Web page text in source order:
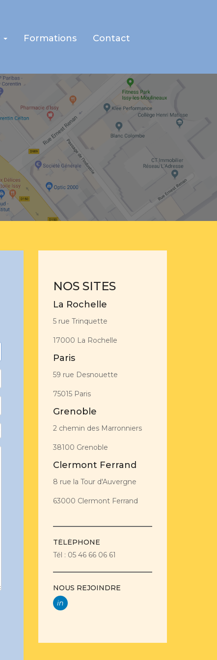
Formations Contact
NOS SITES
La Rochelle
5 rue Trinquette
17000 La Rochelle
Paris
59 rue Desnouette
75015 Paris
Grenoble
2 chemin des Marronniers
38100 Grenoble
Clermont Ferrand
8 rue la Tour d'Auvergne
63000 Clermont Ferrand
TÉLÉPHONE
Tél : 05 46 66 06 61
NOUS REJOINDRE
in